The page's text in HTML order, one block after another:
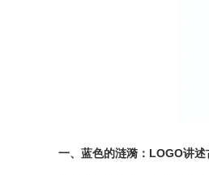
一、 蓝色的涟漪：LOGO讲